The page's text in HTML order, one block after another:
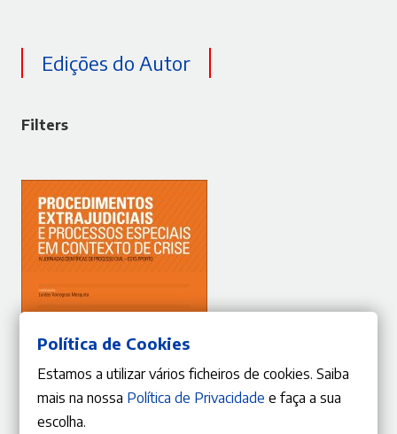
Edições do Autor
Filters
ADICIONAR
Política de Cookies
Estamos a utilizar vários ficheiros de cookies. Saiba
mais na nossa Política de Privacidade e faça a sua
escolha.